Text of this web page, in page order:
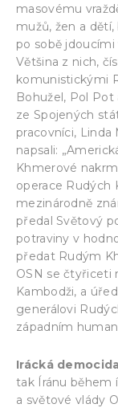
masovému
mužů, žen a
po sobě
Většina z nich,
komunistickými
Bohužel, Pol
ze Spojených
pracovníci, Linda
napsali:
Khmerové
operace Rudých
mezinárodně
předal Světový
potraviny v
předat Rudým
OSN se čtyřiceti
Kambodži, a
generálovi
západním
Irácká
tak Íránu během
a světové vlády